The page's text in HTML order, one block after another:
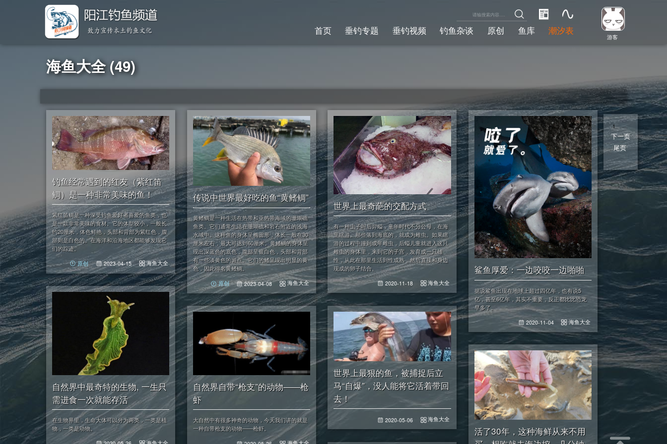
游客
首页 垂钓专题 垂钓视频 钓鱼杂谈 原创 鱼库 潮汐表
海鱼大全 (49)
钓鱼经常遇到的红友（紫红笛
鲷）是一种非常美味的鱼！
紫红笛鲷是一种深受钓鱼爱好者喜爱的鱼类，也
是一款非常美味的食材。它的体型较小，一般长
约20厘米，体色鲜艳，头部和背部为紫红色，腹
部则是白色的。在海洋和沿海地区都能够发现它
们的踪迹。
原创 2023-04-15 海鱼大全
传说中世界最好吃的鱼“黄鳍鲷”
黄鳍鲷是一种生活在热带和亚热带海域的珊瑚礁
鱼类。它们通常生活在珊瑚礁和岩石附近的浅海
水域中。这种鱼的身体呈椭圆形，体长一般在30
厘米左右，最大可达到60厘米。黄鳍鲷的身体呈
现出深蓝色的底色，腹部呈银白色，头部和背部
有一些淡黄色的斑点。它们的鳍呈现出明显的黄
色，因此得名黄鳍鲷。
原创 2023-04-08 海鱼大全
世界上最奇葩的交配方式
有一种虫子叫后羿螠，童年时代不分公母，在海
里瞎游。那些落到海底的，就成为雌虫。如果瞎
游的过程中撞到成年雌虫，后螠儿童就进入这只
雌虫的身体里，来到它的子宫，发育成一只雄
性，从此在那里生活到性成熟，然后直接和身边
现成的卵子结合。
2020-11-18 海鱼大全
鲨鱼厚爱：一边咬咬一边啪啪
据说鲨鱼出现在地球上超过四亿年，也有说5
亿，甚至6亿年，其实不重要，反正都比比恐龙
早多了。
2020-11-04 海鱼大全
自然界中最奇特的生物, 一生只
需进食一次就能存活
在生物界里，生命大体可以分为两类，一类是植
物，一类是动物。
自然界自带“枪支”的动物——枪
虾
大自然中有很多神奇的动物，今天我们讲的就是
一种自带枪支的动物——枪虾。
世界上最狠的鱼，被捕捉后立
马“自爆”，没人能将它活着带回
去！
2020-05-06 海鱼大全
活了30年，这种海鲜从来不用
1
下一页
尾页